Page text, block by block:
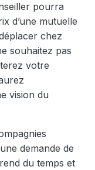
pourra
d’une mutuelle
chez
souhaitez pas
votre
vision du
demande de
du temps et